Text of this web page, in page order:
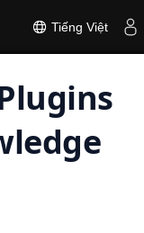
Tiếng Việt